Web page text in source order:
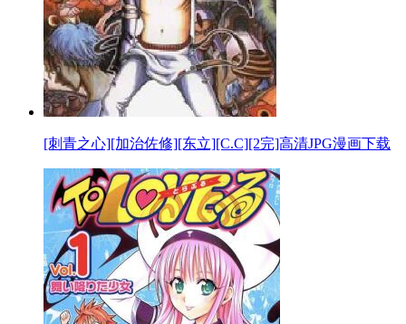
[刺青之心][加治佐修][东立][C.C][2完]高清JPG漫画下载